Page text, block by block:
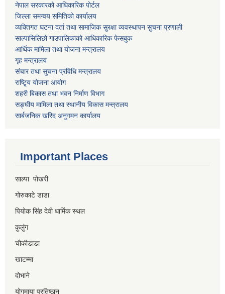
नेपाल सरकारको आधिकारिक पोर्टल
जिल्ला समन्वय समितिको कार्यालय
व्यक्तिगत घटना दर्ता तथा सामाजिक सुरक्षा व्यवस्थापन सुचना प्रणाली
साल्पासिलिछो गाउपालिकाको आधिकारिक फेसबुक
आर्थिक मामिला तथा योजना मन्त्रालय
गृह मन्त्रालय
संचार तथा सुचना प्रविधि मन्त्रालय
राष्टि्ृय योजना आयोग
शहरी बिकास तथा भवन निर्माण विभाग
सङ्घीय मामिला तथा स्थानीय विकास मन्त्रालय
सार्बजनिक खरिद अनुगमन कार्यालय
Important Places
साल्पा पोखरी
गोरुकाटे डाडा
पियोक सिंह देवी धार्मिक स्थल
कुलुंग
चौकीडाडा
खाटम्मा
दोभाने
योगमाया प्रतिष्ठान